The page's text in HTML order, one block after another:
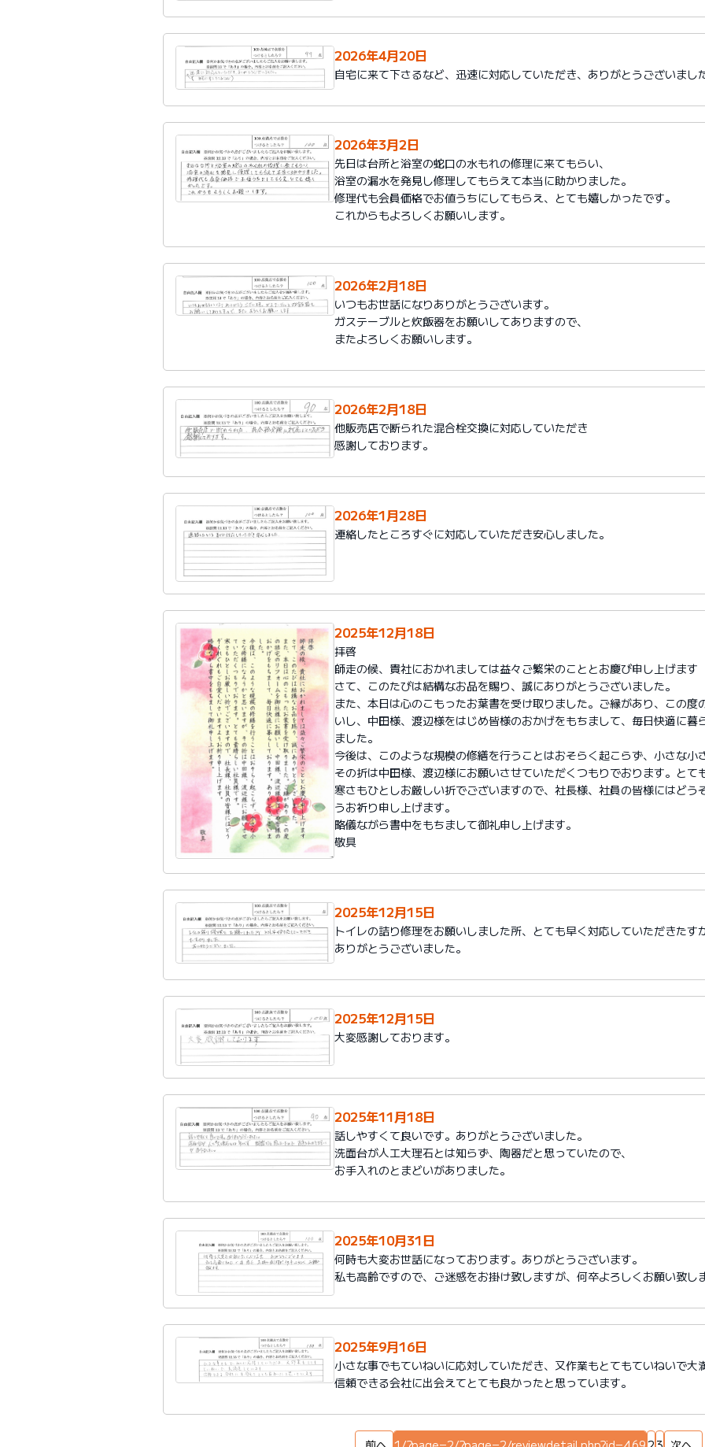
2026年4月20日
自宅に来て下さるなど、迅速に対応していただき、ありがとうございまし
2026年3月2日
先日は台所と浴室の蛇口の水もれの修理に来てもらい、
浴室の漏水を発見し修理してもらえて本当に助かりました。
修理代も会員価格でお値うちにしてもらえ、とても嬉しかったです。
これからもよろしくお願いします。
2026年2月18日
いつもお世話になりありがとうございます。
ガステーブルと炊飯器をお願いしてありますので、
またよろしくお願いします。
2026年2月18日
他販売店で断られた混合栓交換に対応していただき
感謝しております。
2026年1月28日
連絡したところすぐに対応していただき安心しました。
2025年12月18日
拝啓
師走の候、貴社におかれましては益々ご繁栄のこととお慶び申し上げます
さて、このたびは結構なお品を賜り、誠にありがとうございました。
また、本日は心のこもったお葉書を受け取りました。ご縁があり、この度
いし、中田様、渡辺様をはじめ皆様のおかげをもちまして、毎日快適に暮
ました。
今後は、このような規模の修繕を行うことはおそらく起こらず、小さな小
その折は中田様、渡辺様にお願いさせていただくつもりでおります。とて
寒さもひとしお厳しい折でございますので、社長様、社員の皆様にはどう
うお祈り申し上げます。
略儀ながら書中をもちまして御礼申し上げます。
敬具
2025年12月15日
トイレの詰り修理をお願いしました所、とても早く対応していただきたす
ありがとうございました。
2025年12月15日
大変感謝しております。
2025年11月18日
話しやすくて良いです。ありがとうございました。
洗面台が人工大理石とは知らず、陶器だと思っていたので、
お手入れのとまどいがありました。
2025年10月31日
何時も大変お世話になっております。ありがとうございます。
私も高齢ですので、ご迷惑をお掛け致しますが、何卒よろしくお願い致し
2025年9月16日
小さな事でもていねいに応対していただき、又作業もとてもていねいで大
信頼できる会社に出会えてとても良かったと思っています。